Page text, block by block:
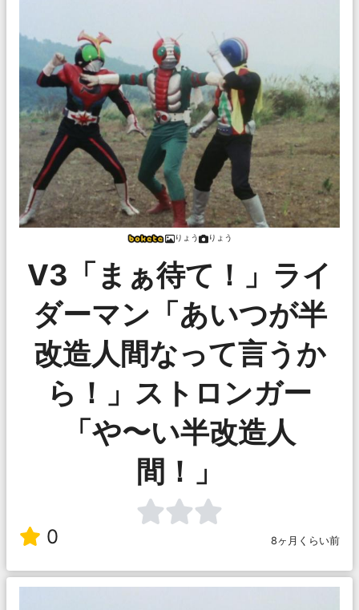
りょう りょう
V3「まぁ待て！」ライ
ダーマン「あいつが半
改造人間なって言うか
ら！」ストロンガー
「や〜い半改造人
間！」
0 8ヶ月くらい前